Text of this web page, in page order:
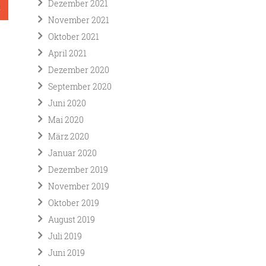
Dezember 2021
November 2021
Oktober 2021
April 2021
Dezember 2020
September 2020
Juni 2020
Mai 2020
März 2020
Januar 2020
Dezember 2019
November 2019
Oktober 2019
August 2019
Juli 2019
Juni 2019